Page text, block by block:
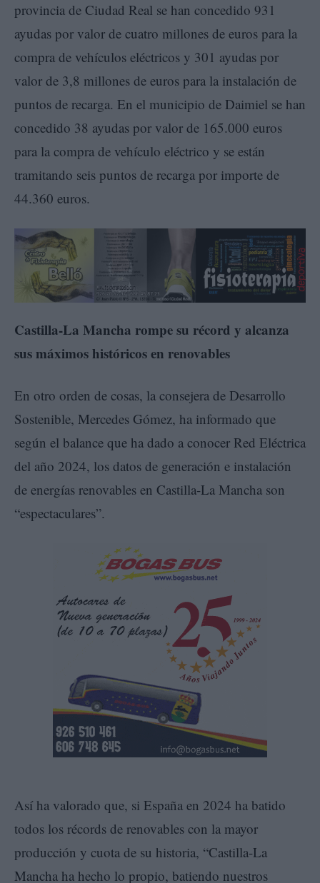
provincia de Ciudad Real se han concedido 931
ayudas por valor de cuatro millones de euros para la
compra de vehículos eléctricos y 301 ayudas por
valor de 3,8 millones de euros para la instalación de
puntos de recarga. En el municipio de Daimiel se han
concedido 38 ayudas por valor de 165.000 euros
para la compra de vehículo eléctrico y se están
tramitando seis puntos de recarga por importe de
44.360 euros.
Castilla-La Mancha rompe su récord y alcanza
sus máximos históricos en renovables
En otro orden de cosas, la consejera de Desarrollo
Sostenible, Mercedes Gómez, ha informado que
según el balance que ha dado a conocer Red Eléctrica
del año 2024, los datos de generación e instalación
de energías renovables en Castilla-La Mancha son
“espectaculares”.
Así ha valorado que, si España en 2024 ha batido
todos los récords de renovables con la mayor
producción y cuota de su historia, “Castilla-La
Mancha ha hecho lo propio, batiendo nuestros